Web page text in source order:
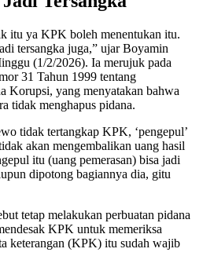
itu ya KPK boleh menentukan itu.
tersangka juga,” ujar Boyamin
(1/2/2026). Ia merujuk pada
31 Tahun 1999 tentang
Korupsi, yang menyatakan bahwa
tidak menghapus pidana.
tidak tertangkap KPK, ‘pengepul’
akan mengembalikan uang hasil
itu (uang pemerasan) bisa jadi
dipotong bagiannya dia, gitu
tetap melakukan perbuatan pidana
KPK untuk memeriksa
keterangan (KPK) itu sudah wajib